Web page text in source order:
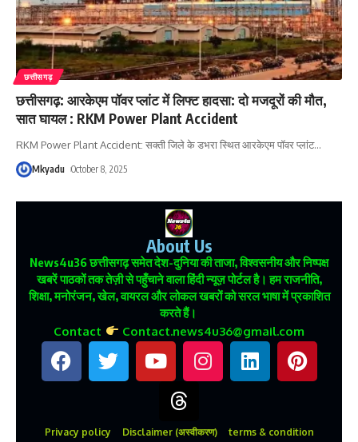
छत्तीसगढ़
छत्तीसगढ़: आरकेएम पॉवर प्लांट में लिफ्ट हादसा: दो मजदूरों की मौत,
सात घायल : RKM Power Plant Accident
RKM Power Plant Accident: सक्ती जिले के डभरा स्थित आरकेएम पॉवर प्लांट…
Mkyadu October 8, 2025
About Us
News4u36छत्तीसगढ़ समेत देश-दुनिया की ताजा, विश्वसनीय और निष्पक्ष
खबरें पाठकों तक तेज़ी से पहुँचाने वाला हिंदी न्यूज़ पोर्टल है। हम राजनीति,
शिक्षा, मनोरंजन, खेल, वायरल और लोकल खबरों को सरल भाषा में प्रकाशित
करते हैं।
Contact Contact.news4u36@gmail.com
Privacy policy Disclaimer (अस्वीकरण) terms & condition